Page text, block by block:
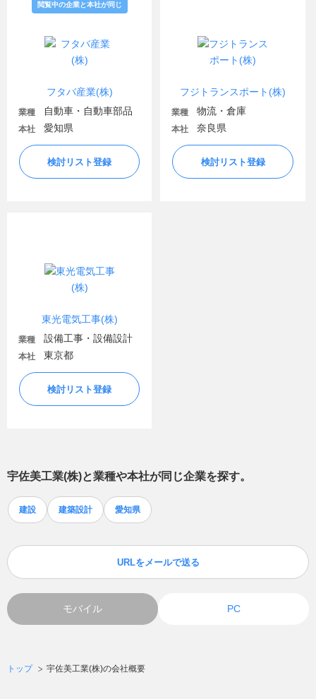
フタバ産業(株)
閲覧中の企業と本社が同じ
業種 自動車・自動車部品
本社 愛知県
検討リスト登録
フジトランスポート(株)
業種 物流・倉庫
本社 奈良県
検討リスト登録
東光電気工事(株)
業種 設備工事・設備設計
本社 東京都
検討リスト登録
宇佐美工業(株)と業種や本社が同じ企業を探す。
建設 建築設計 愛知県
URLをメールで送る
モバイル PC
トップ 宇佐美工業(株)の会社概要